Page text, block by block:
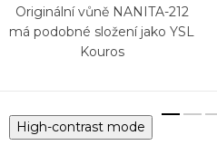
Originální vůně NANITA-212
má podobné složení jako YSL
Kouros
High-contrast mode